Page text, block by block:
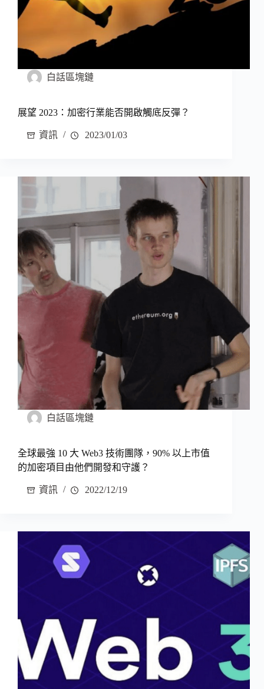
白話區塊鏈
展望 2023：加密行業能否開啟觸底反彈？
資訊 2023/01/03
白話區塊鏈
全球最強 10 大 Web3 技術團隊，90% 以上市值
的加密項目由他們開發和守護？
資訊 2022/12/19